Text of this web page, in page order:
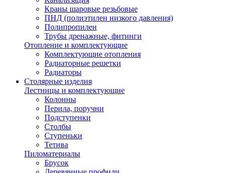
Краны шаровые резьбовые
ПНД (полиэтилен низкого давления)
Полипропилен
Трубы дренажные, фитинги
Отопление и комплектующие
Комплектующие отопления
Радиаторные решетки
Радиаторы
Столярные изделия
Лестницы и комплектующие
Колонны
Перила, поручни
Подступенки
Столбы
Ступеньки
Тетива
Пиломатериалы
Брусок